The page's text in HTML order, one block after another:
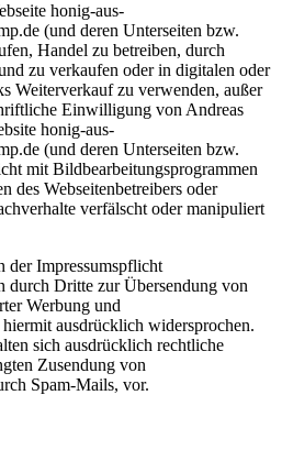
honig-aus-
(und deren Unterseiten bzw.
Handel zu betreiben, durch
zu verkaufen oder in digitalen oder
Weiterverkauf zu verwenden, außer
Einwilligung von Andreas
honig-aus-
(und deren Unterseiten bzw.
mit Bildbearbeitungsprogrammen
des Webseitenbetreibers oder
verfälscht oder manipuliert
der Impressumspflicht
durch Dritte zur Übersendung von
Werbung und
ausdrücklich widersprochen.
sich ausdrücklich rechtliche
Zusendung von
Spam-Mails, vor.